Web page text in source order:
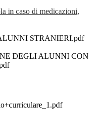
in caso di medicazioni,
STRANIERI.pdf
DEGLI ALUNNI CON